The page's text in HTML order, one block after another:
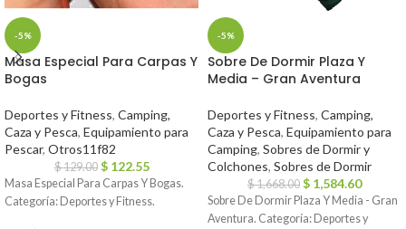
-5%
Masa Especial Para Carpas Y
Bogas
Deportes y Fitness, Camping,
Caza y Pesca, Equipamiento para
Pescar, Otros11f82
$129.00 $ 122.55
Masa Especial Para Carpas Y Bogas.
Categoría: Deportes y Fitness.
-5%
Sobre De Dormir Plaza Y
Media – Gran Aventura
Deportes y Fitness, Camping,
Caza y Pesca, Equipamiento para
Camping, Sobres de Dormir y
Colchones, Sobres de Dormir
$1,668.00 $ 1,584.60
Sobre De Dormir Plaza Y Media - Gran
Aventura. Categoría: Deportes y